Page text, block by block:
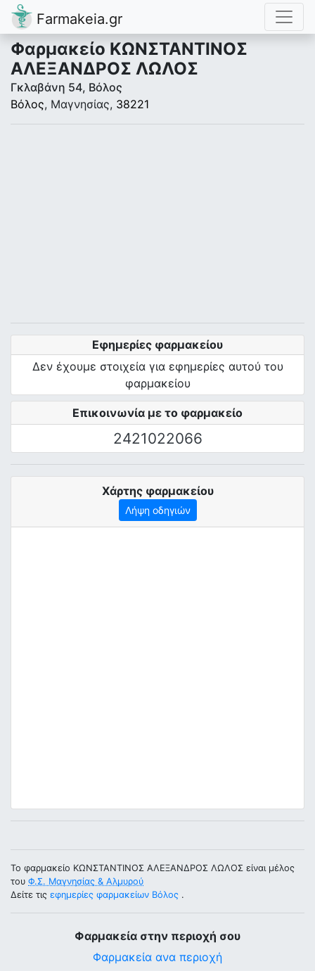
Farmakeia.gr
Φαρμακείο ΚΩΝΣΤΑΝΤΙΝΟΣ
ΑΛΕΞΑΝΔΡΟΣ ΛΩΛΟΣ
Γκλαβάνη 54, Βόλος
Βόλος, Μαγνησίας, 38221
Επικοινωνία με το φαρμακείο
2421022066
Εφημερίες φαρμακείου
Δεν έχουμε στοιχεία για εφημερίες αυτού του
φαρμακείου
Χάρτης φαρμακείου
Λήψη οδηγιών
Το φαρμακείο ΚΩΝΣΤΑΝΤΙΝΟΣ ΑΛΕΞΑΝΔΡΟΣ ΛΩΛΟΣ είναι μέλος
του Φ.Σ. Μαγνησίας & Αλμυρού
Δείτε τις εφημερίες φαρμακείων Βόλος .
Φαρμακεία στην περιοχή σου
Φαρμακεία ανα περιοχή